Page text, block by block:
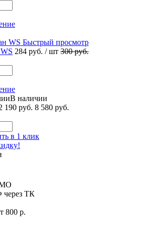
Быстрый просмотр
284 руб. / шт 300 руб.
В наличии
190 руб. 8 580 руб.
в 1 клик
МО
через ТК
800 р.